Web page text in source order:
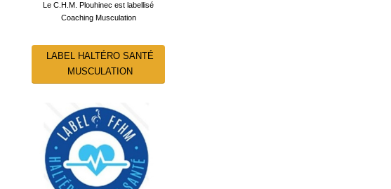
Le C.H.M. Plouhinec est labellisé
Coaching Musculation
LABEL HALTÉRO SANTÉ
MUSCULATION